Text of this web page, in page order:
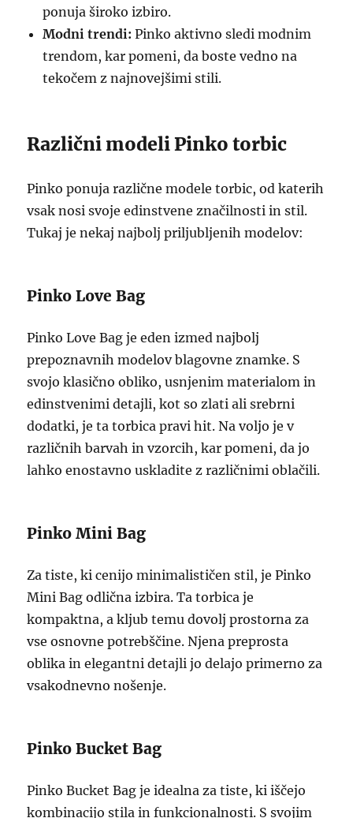
ponuja široko izbiro.
Modni trendi: Pinko aktivno sledi modnim
trendom, kar pomeni, da boste vedno na
tekočem z najnovejšimi stili.
Različni modeli Pinko torbic
Pinko ponuja različne modele torbic, od katerih
vsak nosi svoje edinstvene značilnosti in stil.
Tukaj je nekaj najbolj priljubljenih modelov:
Pinko Love Bag
Pinko Love Bag je eden izmed najbolj
prepoznavnih modelov blagovne znamke. S
svojo klasično obliko, usnjenim materialom in
edinstvenimi detajli, kot so zlati ali srebrni
dodatki, je ta torbica pravi hit. Na voljo je v
različnih barvah in vzorcih, kar pomeni, da jo
lahko enostavno uskladite z različnimi oblačili.
Pinko Mini Bag
Za tiste, ki cenijo minimalističen stil, je Pinko
Mini Bag odlična izbira. Ta torbica je
kompaktna, a kljub temu dovolj prostorna za
vse osnovne potrebščine. Njena preprosta
oblika in elegantni detajli jo delajo primerno za
vsakodnevno nošenje.
Pinko Bucket Bag
Pinko Bucket Bag je idealna za tiste, ki iščejo
kombinacijo stila in funkcionalnosti. S svojim